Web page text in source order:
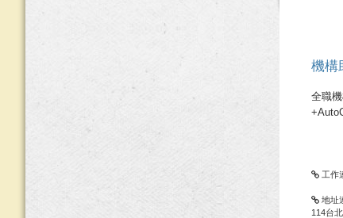
機構
全職
工作
地址
114台